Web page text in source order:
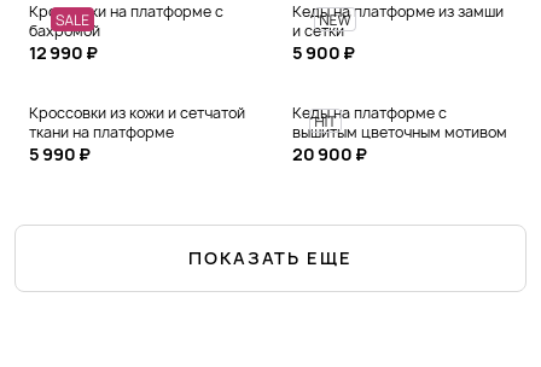
Кроссовки на платформе с
бахромой
12 990 ₽
Кеды на платформе из замши
и сетки
5 900 ₽
Кроссовки из кожи и сетчатой
ткани на платформе
5 990 ₽
Кеды на платформе с
вышитым цветочным мотивом
20 900 ₽
ПОКАЗАТЬ ЕЩЕ